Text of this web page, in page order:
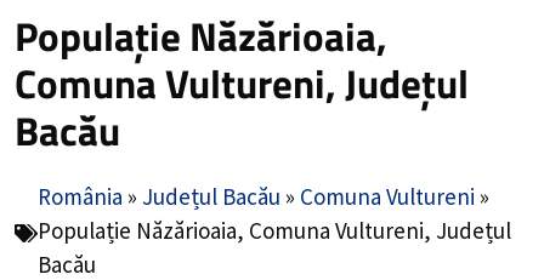
Populație Năzărioaia,
Comuna Vultureni, Județul
Bacău
România » Județul Bacău » Comuna Vultureni »
Populație Năzărioaia, Comuna Vultureni, Județul
Bacău